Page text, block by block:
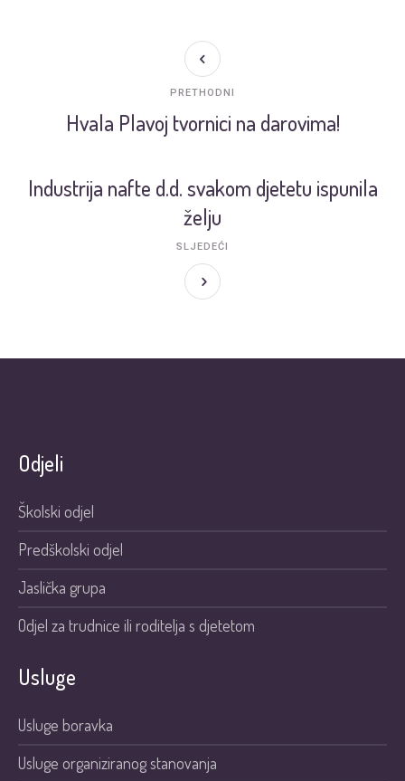
Hvala Plavoj tvornici na darovima!
PRETHODNI
Industrija nafte d.d. svakom djetetu ispunila
želju
SLJEDEĆI
Odjeli
Školski odjel
Predškolski odjel
Jaslička grupa
Odjel za trudnice ili roditelja s djetetom
Usluge
Usluge boravka
Usluge organiziranog stanovanja